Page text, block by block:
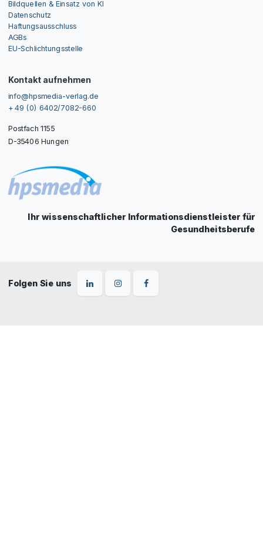
Bildquellen & Einsatz von KI
Datenschutz
Haftungsausschluss
AGBs
EU-Schlichtungsstelle
Kontakt aufnehmen
info@hpsmedia-verlag.de
+ 49 (0) 6402/7082-660
Postfach 1155
D-35406 Hungen
Ihr wissenschaftlicher Informationsdienstleister für
Gesundheitsberufe
Folgen Sie uns